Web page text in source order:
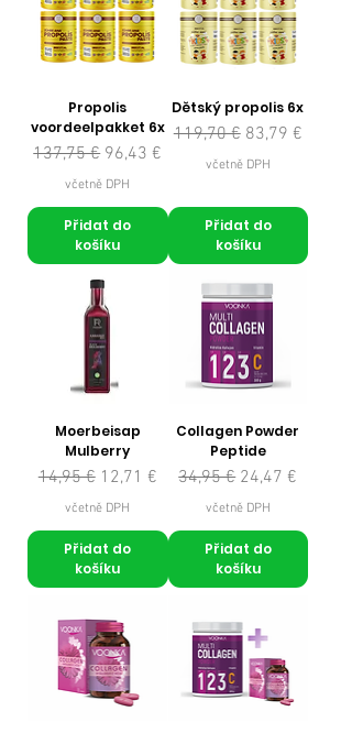
Propolis
voordeelpakket 6x
Běžná cena
137,75 € Zvýhodněná cena
96,43 €
včetně DPH
Přidat do
košíku
Dětský propolis 6x
Běžná cena
119,70 € Zvýhodněná
83,79 €
včetně DPH
Přidat do
košíku
Moerbeisap
Mulberry
Běžná cena
14,95 € Zvýhodněná cena
12,71 €
včetně DPH
Přidat do
košíku
Collagen Powder
Peptide
Běžná cena
34,95 € Zvýhodněná
24,47 €
včetně DPH
Přidat do
košíku